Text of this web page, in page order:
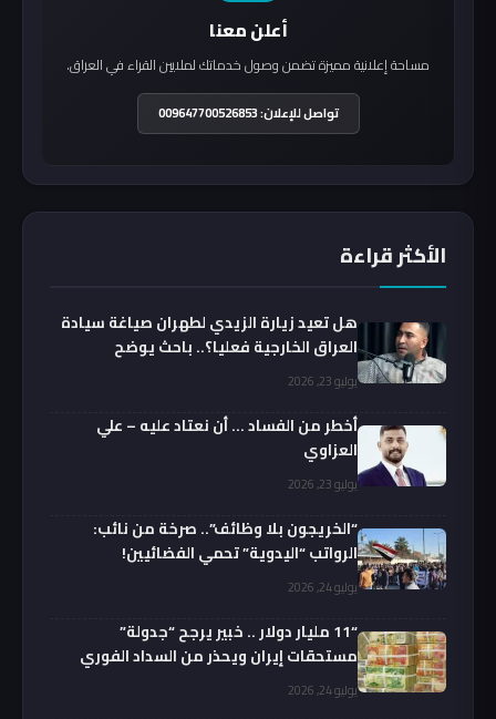
أعلن معنا
مساحة إعلانية مميزة تضمن وصول خدماتك لملايين القراء في العراق.
تواصل للإعلان: 009647700526853
الأكثر قراءة
هل تعيد زيارة الزيدي لطهران صياغة سيادة
العراق الخارجية فعليا؟.. باحث يوضح
يوليو 23, 2026
أخطر من الفساد … أن نعتاد عليه – علي
العزاوي
يوليو 23, 2026
“الخريجون بلا وظائف”.. صرخة من نائب:
الرواتب “اليدوية” تحمي الفضائيين!
يوليو 24, 2026
“11 مليار دولار .. خبير يرجح “جدولة”
مستحقات إيران ويحذر من السداد الفوري
يوليو 24, 2026